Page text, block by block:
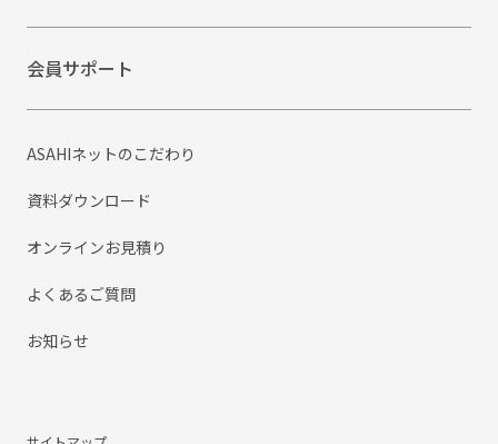
会員サポート
ASAHIネットのこだわり
資料ダウンロード
オンラインお見積り
よくあるご質問
お知らせ